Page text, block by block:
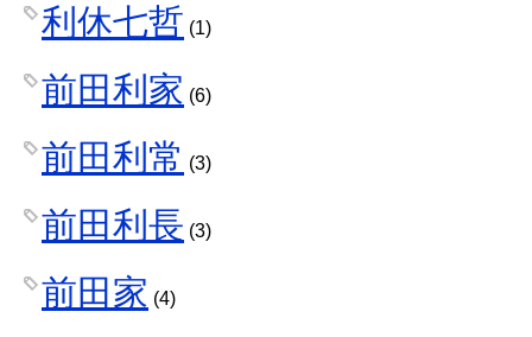
利休七哲 (1)
前田利家 (6)
前田利常 (3)
前田利長 (3)
前田家 (4)